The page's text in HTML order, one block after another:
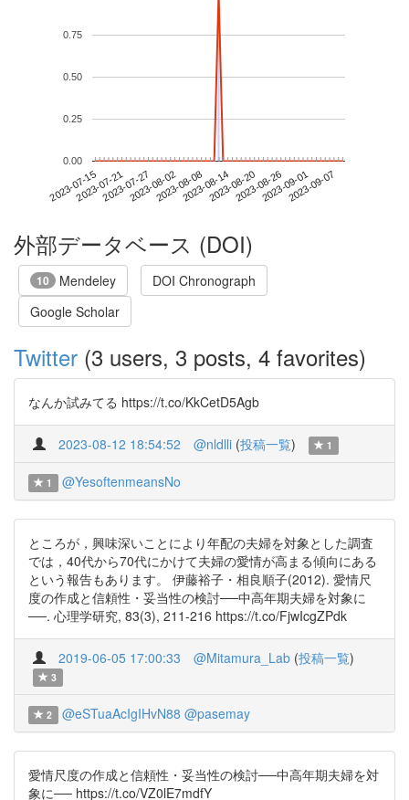
2023-07-152023-07-212023-07-272023-08-022023-08-082023-08-142023-08-202023-08-262023-09-012023-09-07
0.00
0.25
0.50
0.75
外部データベース (DOI)
10 Mendeley
DOI Chronograph
Google Scholar
Twitter (3 users, 3 posts, 4 favorites)
なんか試みてる https://t.co/KkCetD5Agb
2023-08-12 18:54:52 @nldlli (投稿一覧) 1
1 @YesoftenmeansNo
ところが，興味深いことにより年配の夫婦を対象とした調査
では，40代から70代にかけて夫婦の愛情が高まる傾向にある
という報告もあります。 伊藤裕子・相良順子(2012). 愛情尺
度の作成と信頼性・妥当性の検討──中高年期夫婦を対象に
──. 心理学研究, 83(3), 211-216 https://t.co/FjwIcgZPdk
2019-06-05 17:00:33 @Mitamura_Lab (投稿一覧)
3
2 @eSTuaAcIgIHvN88 @pasemay
愛情尺度の作成と信頼性・妥当性の検討──中高年期夫婦を対
象に── https://t.co/VZ0lE7mdfY